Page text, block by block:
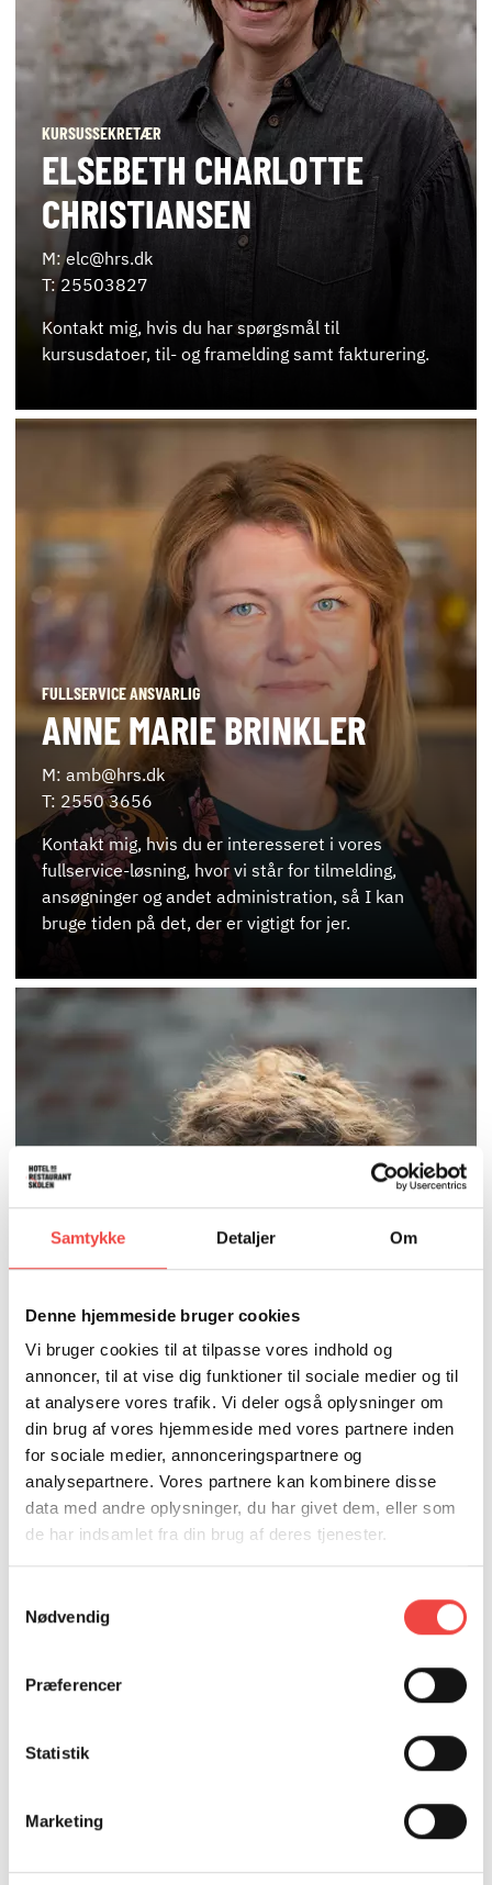
Samtykke Detaljer Om
Denne hjemmeside bruger cookies
Vi bruger cookies til at tilpasse vores indhold og
annoncer, til at vise dig funktioner til sociale medier og til
at analysere vores trafik. Vi deler også oplysninger om
din brug af vores hjemmeside med vores partnere inden
for sociale medier, annonceringspartnere og
analysepartnere. Vores partnere kan kombinere disse
data med andre oplysninger, du har givet dem, eller som
de har indsamlet fra din brug af deres tjenester.
Nødvendig
Præferencer
Statistik
Marketing
KURSUSSEKRETÆR
ELSEBETH CHARLOTTE
CHRISTIANSEN
M: elc@hrs.dk
T: 25503827
Kontakt mig, hvis du har spørgsmål til
kursusdatoer, til- og framelding samt fakturering.
FULLSERVICE ANSVARLIG
ANNE MARIE BRINKLER
M: amb@hrs.dk
T: 2550 3656
Kontakt mig, hvis du er interesseret i vores
fullservice-løsning, hvor vi står for tilmelding,
ansøgninger og andet administration, så I kan
bruge tiden på det, der er vigtigt for jer.
LENE VIETZ
M: lmv@hrs.dk
T: 22464613
Kontakt mig vedrørende kurser inden for
gastronomi og bæredygtighed, eller om udlejning og
events.